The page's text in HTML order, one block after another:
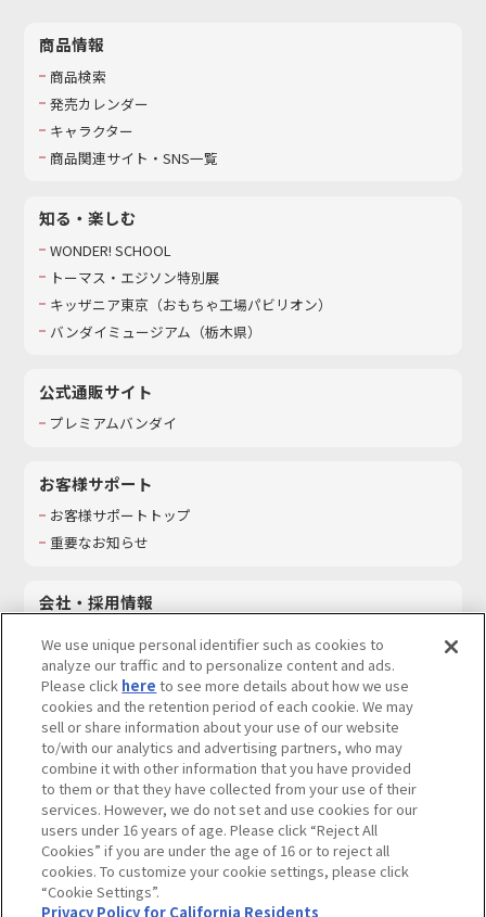
商品情報
商品検索
発売カレンダー
キャラクター
商品関連サイト・SNS一覧
知る・楽しむ
WONDER! SCHOOL
トーマス・エジソン特別展
キッザニア東京（おもちゃ工場パビリオン）​
バンダイミュージアム（栃木県）
公式通販サイト
プレミアムバンダイ
お客様サポート
お客様サポートトップ
重要なお知らせ
会社・採用情報
採用情報
サステナビリティ
お問い合わせ
ウェブサイトご利用条件 ソーシャルメディアポリシー
個人情報及び特定個人情報等の取り扱いに関する保護方針
Do Not Sell or Share My Personal Information著作権・商標について
カスタマーハラスメントに対する基本的な対応方針
We use unique personal identifier such as cookies to
analyze our traffic and to personalize content and ads.
Please click here to see more details about how we use
cookies and the retention period of each cookie. We may
sell or share information about your use of our website
to/with our analytics and advertising partners, who may
combine it with other information that you have provided
to them or that they have collected from your use of their
services. However, we do not set and use cookies for our
users under 16 years of age. Please click “Reject All
Cookies” if you are under the age of 16 or to reject all
cookies. To customize your cookie settings, please click
“Cookie Settings”.
Privacy Policy for California Residents